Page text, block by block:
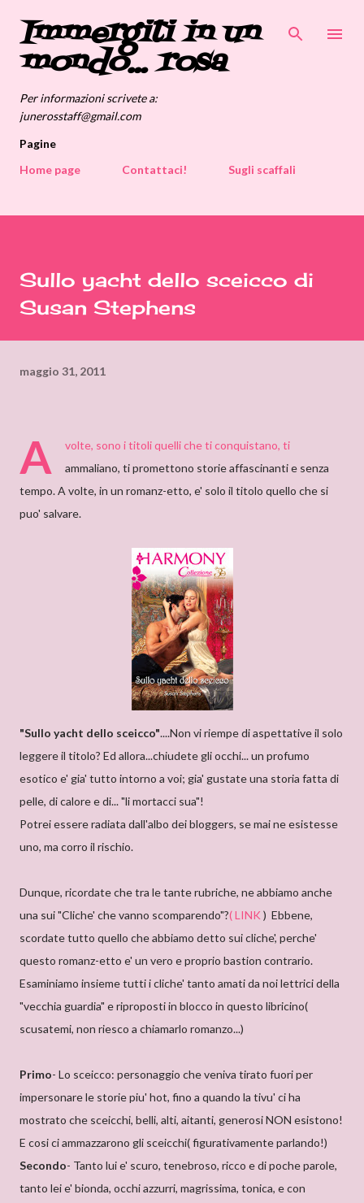
Passa ai contenuti principali
Immergiti in un
mondo... rosa
Per informazioni scrivete a:
junerosstaff@gmail.com
Pagine
Home page
Contattaci! Sugli scaffali
Sullo yacht dello sceicco di
Susan Stephens
maggio 31, 2011
A
volte, sono i titoli quelli che ti conquistano, ti
ammaliano, ti promettono storie affascinanti e senza
tempo. A volte, in un romanz-etto, e' solo il titolo quello che si
puo' salvare.
"Sullo yacht dello sceicco"....Non vi riempe di aspettative il solo
leggere il titolo? Ed allora...chiudete gli occhi... un profumo
esotico e' gia' tutto intorno a voi; gia' gustate una storia fatta di
pelle, di calore e di... "li mortacci sua"!
Potrei essere radiata dall'albo dei bloggers, se mai ne esistesse
uno, ma corro il rischio.
Dunque, ricordate che tra le tante rubriche, ne abbiamo anche
una sui "Cliche' che vanno scomparendo"?( LINK ) Ebbene,
scordate tutto quello che abbiamo detto sui cliche', perche'
questo romanz-etto e' un vero e proprio bastion contrario.
Esaminiamo insieme tutti i cliche' tanto amati da noi lettrici della
"vecchia guardia" e riproposti in blocco in questo libricino(
scusatemi, non riesco a chiamarlo romanzo...)
Primo- Lo sceicco: personaggio che veniva tirato fuori per
impersonare le storie piu' hot, fino a quando la tivu' ci ha
mostrato che sceicchi, belli, alti, aitanti, generosi NON esistono!
E cosi ci ammazzarono gli sceicchi( figurativamente parlando!)
Secondo- Tanto lui e' scuro, tenebroso, ricco e di poche parole,
tanto lei e' bionda, occhi azzurri, magrissima, tonica, e con